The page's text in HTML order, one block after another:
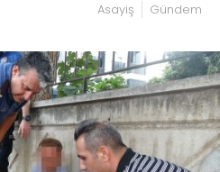
Asayiş Gündem